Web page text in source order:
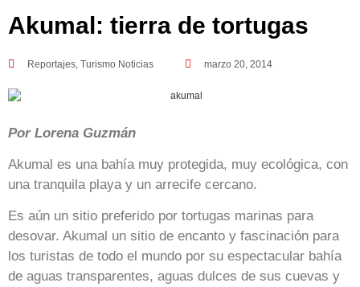
Akumal: tierra de tortugas
Reportajes, Turismo Noticias marzo 20, 2014
Por Lorena Guzmán
Akumal es una bahía muy protegida, muy ecológica, con
una tranquila playa y un arrecife cercano.
Es aún un sitio preferido por tortugas marinas para
desovar. Akumal un sitio de encanto y fascinación para
los turistas de todo el mundo por su espectacular bahía
de aguas transparentes, aguas dulces de sus cuevas y